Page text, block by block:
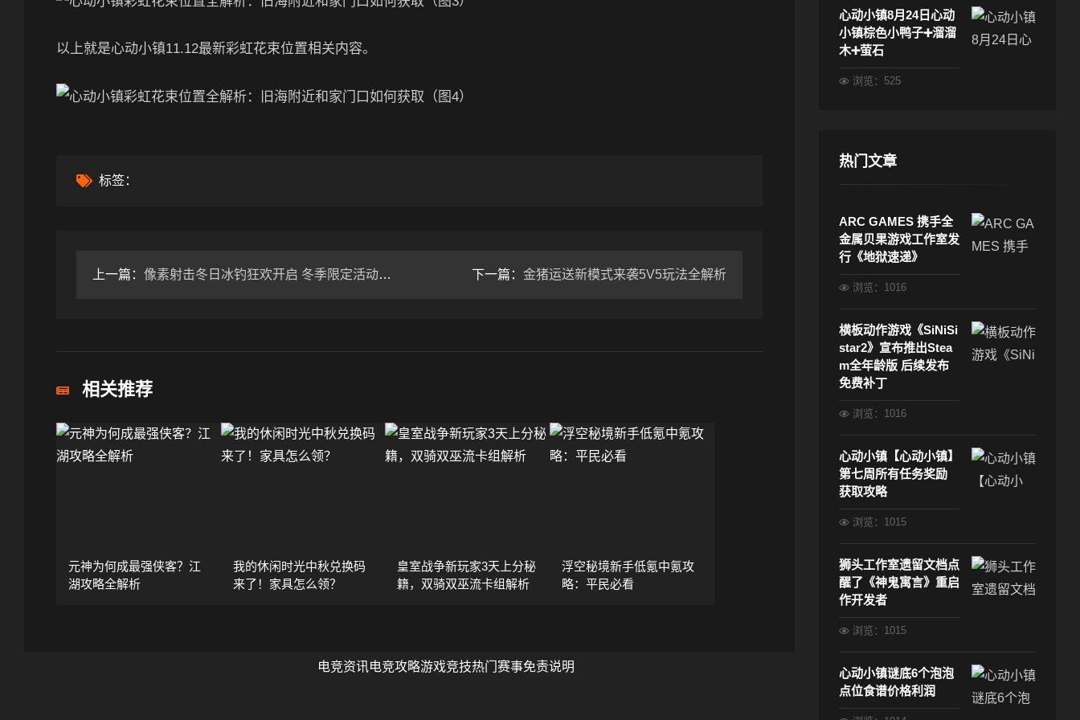
以上就是心动小镇11.12最新彩虹花束位置相关内容。
标签：
上一篇： 像素射击冬日冰钓狂欢开启 冬季限定活动等你参与 下一篇： 金猪运送新模式来袭5V5玩法全解析
相关推荐
元神为何成最强侠客？江
湖攻略全解析
我的休闲时光中秋兑换码
来了！家具怎么领？
皇室战争新玩家3天上分秘
籍，双骑双巫流卡组解析
浮空秘境新手低氪中氪攻
略：平民必看
心动小镇8月24日心动
小镇棕色小鸭子➕溜溜
木➕萤石
浏览：525
热门文章
ARC GAMES 携手全
金属贝果游戏工作室发
行《地狱速递》
浏览：1016
横板动作游戏《SiNiSi
star2》宣布推出Stea
m全年龄版 后续发布
免费补丁
浏览：1016
心动小镇【心动小镇】
第七周所有任务奖励
获取攻略
浏览：1015
狮头工作室遗留文档点
醒了《神鬼寓言》重启
作开发者
浏览：1015
心动小镇谜底6个泡泡
点位食谱价格利润
电竞资讯电竞攻略游戏竞技热门赛事免责说明